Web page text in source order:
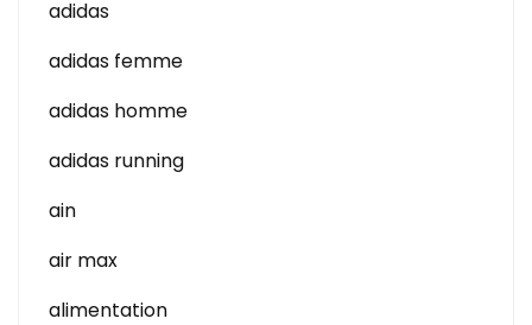
adidas
adidas femme
adidas homme
adidas running
ain
air max
alimentation